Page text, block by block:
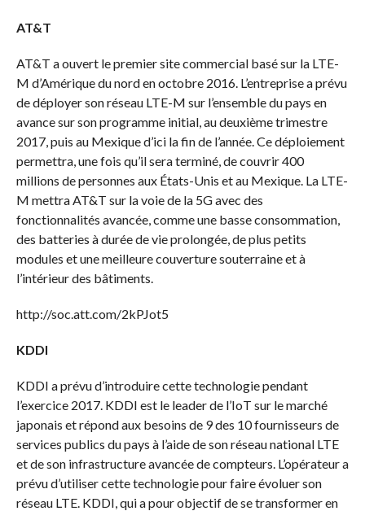
AT&T
AT&T a ouvert le premier site commercial basé sur la LTE-
M d’Amérique du nord en octobre 2016. L’entreprise a prévu
de déployer son réseau LTE-M sur l’ensemble du pays en
avance sur son programme initial, au deuxième trimestre
2017, puis au Mexique d’ici la fin de l’année. Ce déploiement
permettra, une fois qu’il sera terminé, de couvrir 400
millions de personnes aux États-Unis et au Mexique. La LTE-
M mettra AT&T sur la voie de la 5G avec des
fonctionnalités avancée, comme une basse consommation,
des batteries à durée de vie prolongée, de plus petits
modules et une meilleure couverture souterraine et à
l’intérieur des bâtiments.
http://soc.att.com/2kPJot5
KDDI
KDDI a prévu d’introduire cette technologie pendant
l’exercice 2017. KDDI est le leader de l’IoT sur le marché
japonais et répond aux besoins de 9 des 10 fournisseurs de
services publics du pays à l’aide de son réseau national LTE
et de son infrastructure avancée de compteurs. L’opérateur a
prévu d’utiliser cette technologie pour faire évoluer son
réseau LTE. KDDI, qui a pour objectif de se transformer en